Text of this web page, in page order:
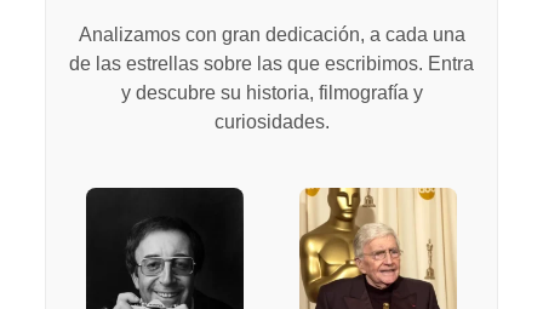
Analizamos con gran dedicación, a cada una
de las estrellas sobre las que escribimos. Entra
y descubre su historia, filmografía y
curiosidades.